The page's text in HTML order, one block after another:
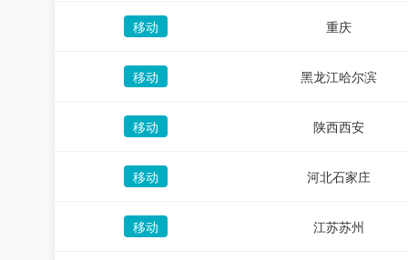
移动 重庆
移动 黑龙江哈尔滨
移动 陕西西安
移动 河北石家庄
移动 江苏苏州